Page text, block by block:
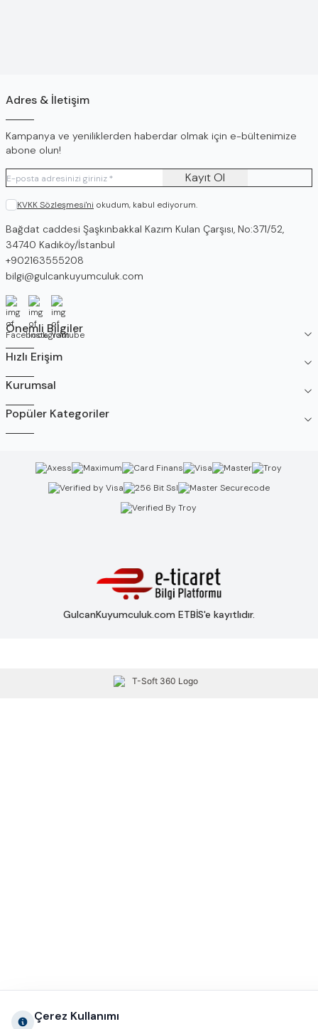
Adres & İletişim
Kampanya ve yeniliklerden haberdar olmak için e-bültenimize
abone olun!
Kayıt Ol
KVKK Sözleşmesi'ni okudum, kabul ediyorum.
Adres
Bağdat caddesi Şaşkınbakkal Kazım Kulan Çarşısı, No:371/52,
34740 Kadıköy/İstanbul
Telefon
+902163555208
E-Posta
bilgi@gulcankuyumculuk.com
Facebook
İnstagramYoutube
Önemli Bilgiler
Hızlı Erişim
Kurumsal
Popüler Kategoriler
GulcanKuyumculuk.com ETBİS'e kayıtlıdır.
Çerez Kullanımı